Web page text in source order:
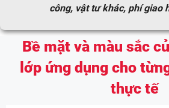
công, vật tư khác, phí giao
Bề mặt và màu sắc
lớp ứng dụng cho
thực tế